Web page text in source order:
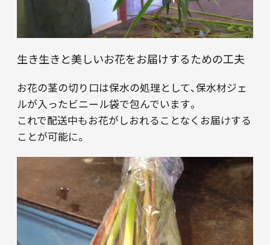
生き生きと美しいお花をお届けするための工夫
お花の茎の切り口は保水の処理として、保水材ジェ
ルが入ったビニール袋で包んでいます。
これで配送中もお花がしおれることなくお届けする
ことが可能に。